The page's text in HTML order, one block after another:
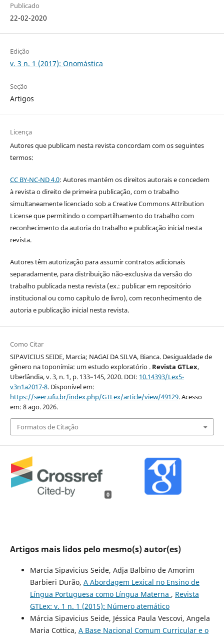
Publicado
22-02-2020
Edição
v. 3 n. 1 (2017): Onomástica
Seção
Artigos
Licença
Autores que publicam nesta revista concordam com os seguintes
termos:
CC BY-NC-ND 4.0: Autores mantém os direitos autorais e concedem
à revista o direito de primeira publicação, com o trabalho
simultaneamente licenciado sob a Creative Commons Attribution
License que permitindo o compartilhamento do trabalho com
reconhecimento da autoria do trabalho e publicação inicial nesta
revista.
Autores têm autorização para assumir contratos adicionais
separadamente, para distribuição não-exclusiva da versão do
trabalho publicada nesta revista (ex.: publicar em repositório
institucional ou como capítulo de livro), com reconhecimento de
autoria e publicação inicial nesta revista.
Como Citar
SIPAVICIUS SEIDE, Marcia; NAGAI DA SILVA, Bianca. Desigualdade de
gênero na toponímia: um estudo exploratório . Revista GTLex,
Uberlândia, v. 3, n. 1, p. 133–145, 2020. DOI: 10.14393/Lex5-
v3n1a2017-8. Disponível em:
https://seer.ufu.br/index.php/GTLex/article/view/49129. Acesso
em: 8 ago. 2026.
Formatos de Citação
0
Artigos mais lidos pelo mesmo(s) autor(es)
Marcia Sipavicius Seide, Adja Balbino de Amorim
Barbieri Durão, A Abordagem Lexical no Ensino de
Língua Portuguesa como Língua Materna , Revista
GTLex: v. 1 n. 1 (2015): Número atemático
Márcia Sipavicius Seide, Jéssica Paula Vescovi, Angela
Maria Cottica, A Base Nacional Comum Curricular e o